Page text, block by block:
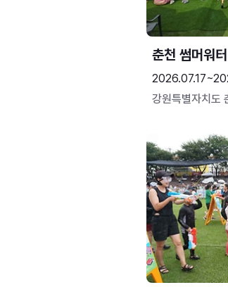
춘천 썸머워
강원특별자치도